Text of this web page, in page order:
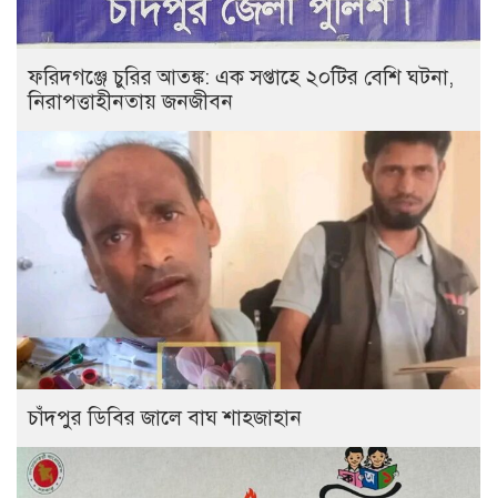
ফরিদগঞ্জে চুরির আতঙ্ক: এক সপ্তাহে ২০টির বেশি ঘটনা,
নিরাপত্তাহীনতায় জনজীবন
চাঁদপুর ডিবির জালে বাঘ শাহজাহান